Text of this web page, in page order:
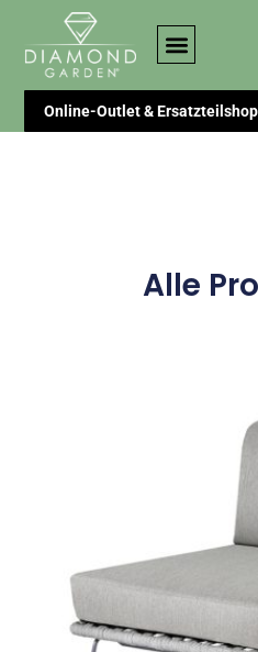
Online-Outlet & Ersatzteilshop
Alle